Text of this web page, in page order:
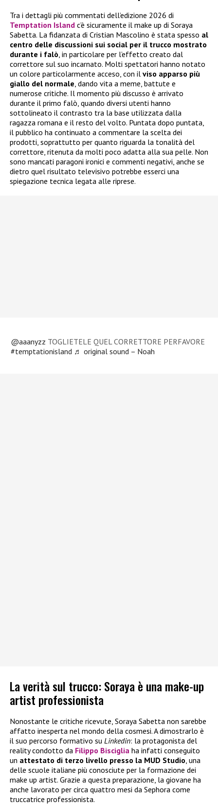
Tra i dettagli più commentati dell’edizione 2026 di
Temptation Island c’è sicuramente il make up di Soraya
Sabetta. La fidanzata di Cristian Mascolino è stata spesso al
centro delle discussioni sui social per il trucco mostrato
durante i falò , in particolare per l’effetto creato dal
correttore sul suo incarnato. Molti spettatori hanno notato
un colore particolarmente acceso, con il viso apparso più
giallo del normale , dando vita a meme, battute e
numerose critiche. Il momento più discusso è arrivato
durante il primo falò, quando diversi utenti hanno
sottolineato il contrasto tra la base utilizzata dalla
ragazza romana e il resto del volto. Puntata dopo puntata,
il pubblico ha continuato a commentare la scelta dei
prodotti, soprattutto per quanto riguarda la tonalità del
correttore, ritenuta da molti poco adatta alla sua pelle. Non
sono mancati paragoni ironici e commenti negativi, anche se
dietro quel risultato televisivo potrebbe esserci una
spiegazione tecnica legata alle riprese.
@aaanyzz TOGLIETELE QUEL CORRETTORE PERFAVORE
#temptationisland ♬ original sound – Noah
La verità sul trucco: Soraya è una make-up
artist professionista
Nonostante le critiche ricevute, Soraya Sabetta non sarebbe
affatto inesperta nel mondo della cosmesi. A dimostrarlo è
il suo percorso formativo su Linkedin: la protagonista del
reality condotto da Filippo Bisciglia ha infatti conseguito
un attestato di terzo livello presso la MUD Studio, una
delle scuole italiane più conosciute per la formazione dei
make up artist. Grazie a questa preparazione, la giovane ha
anche lavorato per circa quattro mesi da Sephora come
truccatrice professionista.